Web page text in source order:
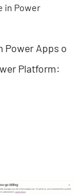
in Power
Power Apps o
Platform: